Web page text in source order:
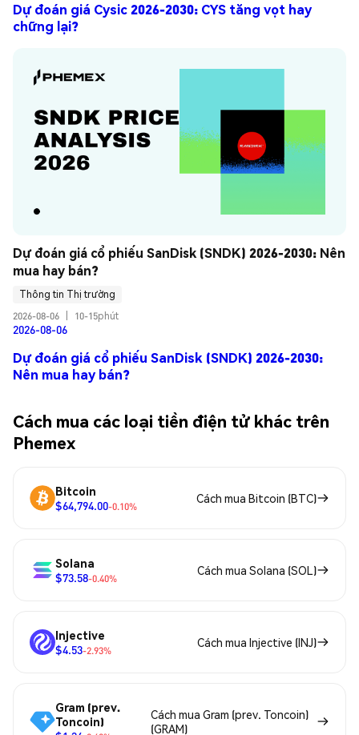
Dự đoán giá Cysic 2026-2030: CYS tăng vọt hay
chững lại?
Dự đoán giá cổ phiếu SanDisk (SNDK) 2026-2030: Nên
mua hay bán?
Thông tin Thị trường
2026-08-06
10-15phút
2026-08-06
Dự đoán giá cổ phiếu SanDisk (SNDK) 2026-2030:
Nên mua hay bán?
Cách mua các loại tiền điện tử khác trên
Phemex
Bitcoin
$64,794.00-0.10%
Cách mua Bitcoin (BTC)
Solana
$73.58-0.40%
Cách mua Solana (SOL)
Injective
$4.53-2.93%
Cách mua Injective (INJ)
Gram (prev.
Toncoin)
Cách mua Gram (prev. Toncoin)
(GRAM)